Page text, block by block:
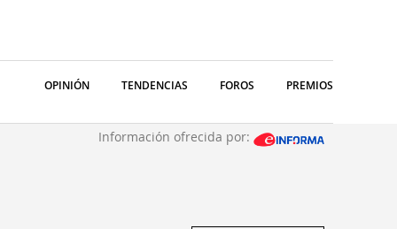
OPINIÓN TENDENCIAS FOROS PREMIOS
Información ofrecida por: